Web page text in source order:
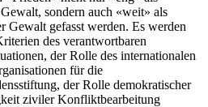
sondern auch «weit» als
Gewalt gefasst werden. Es werden
des verantwortbaren
der Rolle des internationalen
für die
der Rolle demokratischer
ziviler Konfliktbearbeitung